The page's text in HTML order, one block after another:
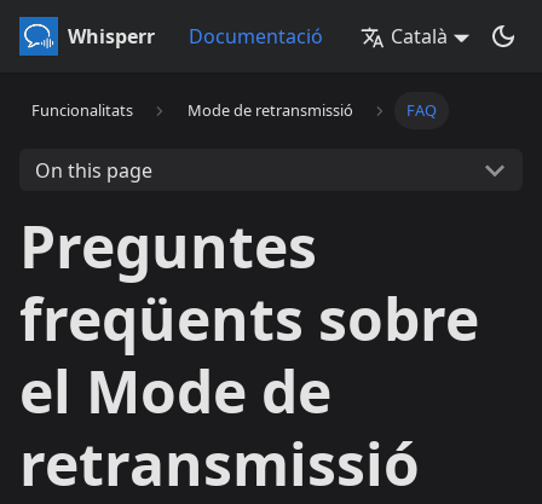
Whisperr Documentació Català
Funcionalitats Mode de retransmissió FAQ
On this page
Preguntes
freqüents sobre
el Mode de
retransmissió